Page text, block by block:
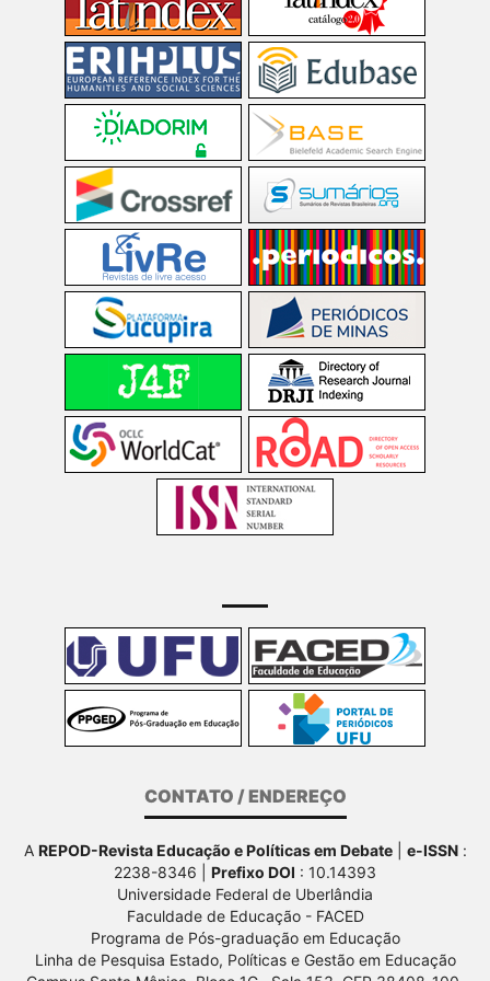
CONTATO / ENDEREÇO
A REPOD-Revista Educação e Políticas em Debate| e-ISSN:
2238-8346 | Prefixo DOI : 10.14393
Universidade Federal de Uberlândia
Faculdade de Educação - FACED
Programa de Pós-graduação em Educação
Linha de Pesquisa Estado, Políticas e Gestão em Educação